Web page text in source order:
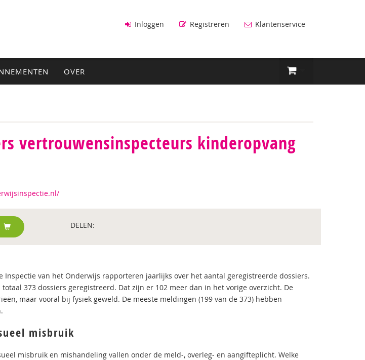
Inloggen Registreren Klantenservice
OVER
vertrouwensinspecteurs kinderopvang
DELEN:
Inspectie van het Onderwijs rapporteren jaarlijks over het aantal geregistreerde dossiers.
373 dossiers geregistreerd. Dat zijn er 102 meer dan in het vorige overzicht. De
maar vooral bij fysiek geweld. De meeste meldingen (199 van de 373) hebben
misbruik
misbruik en mishandeling vallen onder de meld-, overleg- en aangifteplicht. Welke